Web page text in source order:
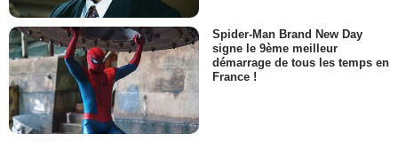
Spider-Man Brand New Day
signe le 9ème meilleur
démarrage de tous les temps en
France !